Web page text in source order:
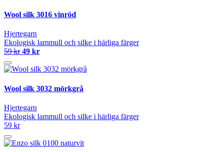
Wool silk 3016 vinröd
Hjertegarn
Ekologisk lammull och silke i härliga färger
59 kr 49 kr
Wool silk 3032 mörkgrå
Hjertegarn
Ekologisk lammull och silke i härliga färger
59 kr